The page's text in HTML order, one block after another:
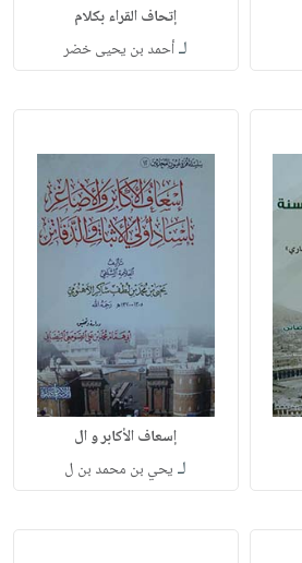
إتحاف القراء بكلام
لـأحمد بن يحيى خضر
إسعاف الأكابر و ال
لـ يحي بن محمد بن ل